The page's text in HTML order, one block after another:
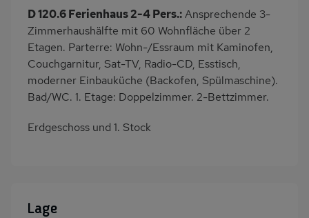
D 120.6 Ferienhaus 2-4 Pers.:Ansprechende 3-
Zimmerhaushälfte mit 60 Wohnfläche über 2
Etagen. Parterre: Wohn-/Essraum mit Kaminofen,
Couchgarnitur, Sat-TV, Radio-CD, Esstisch,
moderner Einbauküche (Backofen, Spülmaschine).
Bad/WC. 1. Etage: Doppelzimmer. 2-Bettzimmer.
Erdgeschoss und 1. Stock
Lage